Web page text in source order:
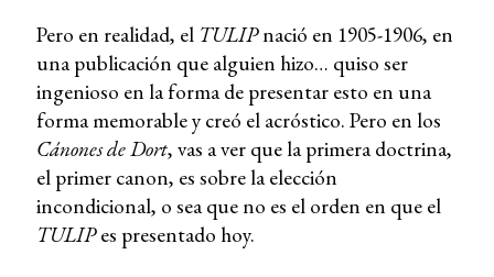
Pero en realidad, el TULIPnació en 1905-1906, en
una publicación que alguien hizo… quiso ser
ingenioso en la forma de presentar esto en una
forma memorable y creó el acróstico. Pero en los
Cánones de Dort, vas a ver que la primera doctrina,
el primer canon, es sobre la elección
incondicional, o sea que no es el orden en que el
TULIPes presentado hoy.